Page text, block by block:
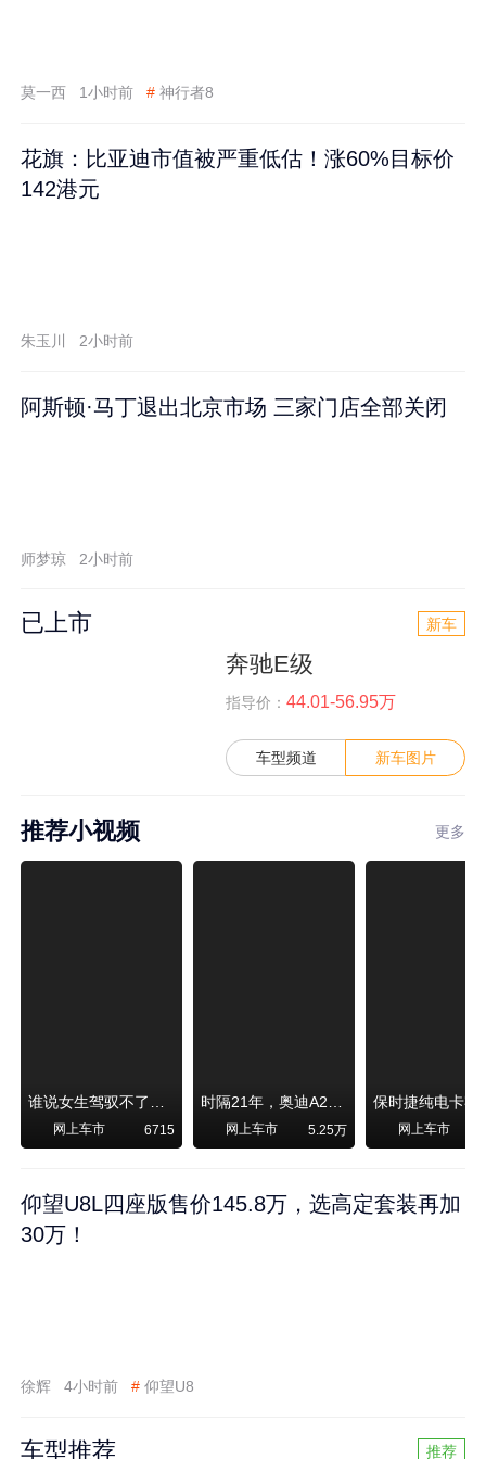
莫一西 1小时前 # 神行者8
花旗：比亚迪市值被严重低估！涨60%目标价
142港元
朱玉川 2小时前
阿斯顿·马丁退出北京市场 三家门店全部关闭
师梦琼 2小时前
已上市 新车
奔驰E级
指导价： 44.01-56.95万
车型频道 新车图片
推荐小视频 更多
谁说女生驾驭不了大SUV？看我开问界M6驰骋坝上草原！
网上车市 6715
时隔21年，奥迪A2强势归来！
网上车市 5.25万 网上车市
仰望U8L四座版售价145.8万，选高定套装再加
30万！
徐辉 4小时前 # 仰望U8
车型推荐 推荐